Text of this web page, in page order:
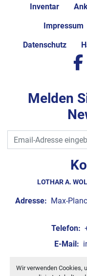
Wir verwenden Cookies,
Inventar
Impressum
Datenschutz
LOTHAR A.
Adresse: Max-
Telefon:
E-Mail:
Melden